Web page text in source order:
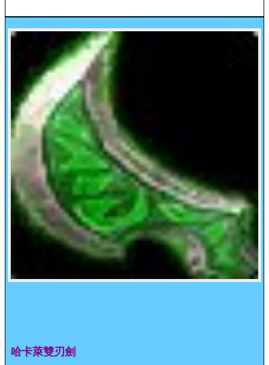
哈卡萊雙刃劍